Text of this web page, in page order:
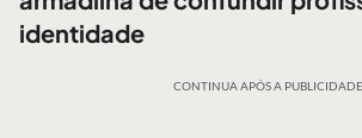
identidade
CONTINUA APÓS A PUBLICIDADE